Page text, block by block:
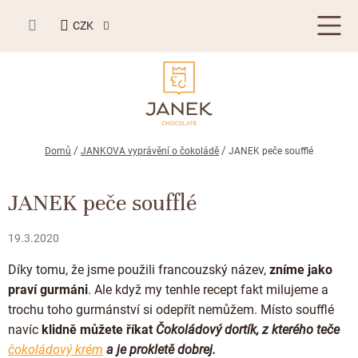
CZK
NÁKUPNÍ
KOŠÍK
LETNÍ DÁRKY ☀️
TABULKOVÁ ČOKOLÁDA
Mléčná čokoláda
Hořká čokoláda
Bílá čokoláda
Bonboniery
Nugát
Kusové pralinky a lanýže
PŘÍLEŽITOSTI
Letní dárky ☀️
Svatební čokolády
ZAKÁZKOVÁ VÝROBA
Domů JANKOVA vyprávění o čokoládě JANEK peče soufflé
JANEK peče soufflé
19.3.2020
Díky tomu, že jsme použili francouzský název, zníme jako
praví gurmáni. Ale když my tenhle recept fakt milujeme a
trochu toho gurmánství si odepřít nemůžem. Místo soufflé
navíc klidně můžete říkat Čokoládový dortík, z kterého teče
čokoládový krém a je prokletě dobrej.